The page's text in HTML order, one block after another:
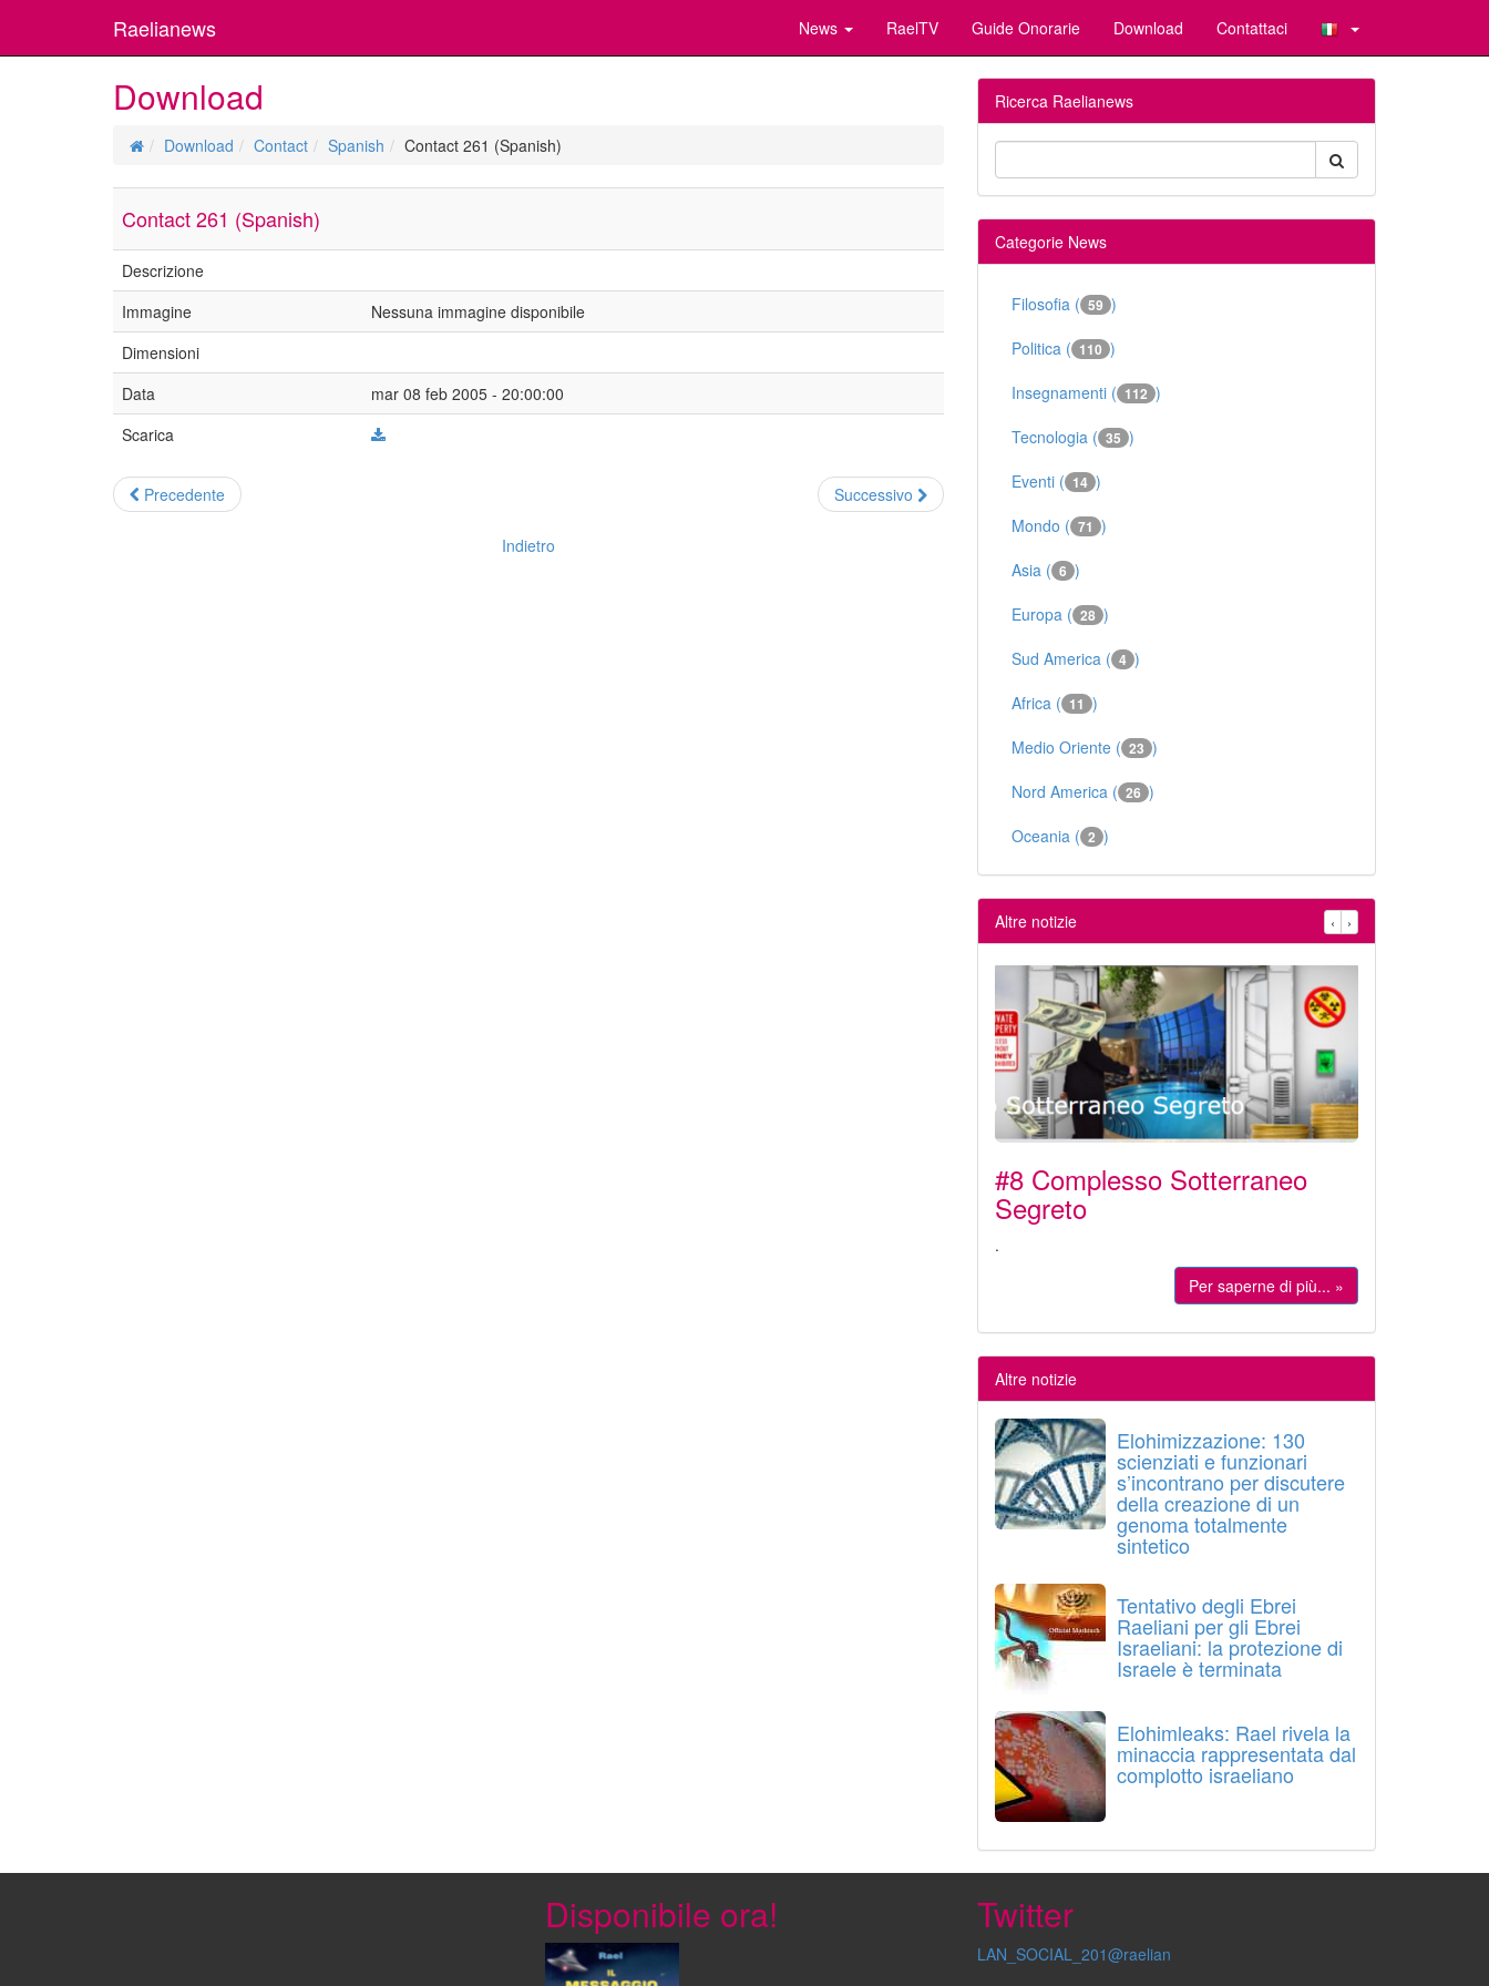
Raelianews News RaelTV Guide Onorarie Download Contattaci
Download
Download Contact Spanish Contact 261 (Spanish)
Contact 261 (Spanish)
Descrizione
Immagine
Nessuna immagine disponibile
Dimensioni
Data
mar 08 feb 2005 - 20:00:00
Scarica
Precedente Successivo
Indietro
Ricerca Raelianews
Categorie News
Filosofia ( 59 )
Politica ( 110 )
Insegnamenti ( 112 )
Tecnologia ( 35 )
Eventi ( 14 )
Mondo ( 71 )
Asia ( 6 )
Europa ( 28 )
Sud America ( 4 )
Africa ( 11 )
Medio Oriente ( 23 )
Nord America ( 26 )
Oceania ( 2 )
Altre notizie ‹ ›
#8 Complesso Sotterraneo
Segreto
.
Per saperne di più... »
Altre notizie
Elohimizzazione: 130
scienziati e funzionari
s’incontrano per discutere
della creazione di un
genoma totalmente
sintetico
Tentativo degli Ebrei
Raeliani per gli Ebrei
Israeliani: la protezione di
Israele è terminata
Elohimleaks: Rael rivela la
minaccia rappresentata dal
complotto israeliano
Disponibile ora! Twitter
LAN_SOCIAL_201@raelian